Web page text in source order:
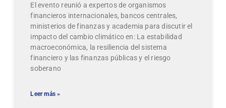
El evento reunió a expertos de organismos
financieros internacionales, bancos centrales,
ministerios de finanzas y academia para discutir el
impacto del cambio climático en: La estabilidad
macroeconómica, la resiliencia del sistema
financiero y las finanzas públicas y el riesgo
soberano
Leer más »